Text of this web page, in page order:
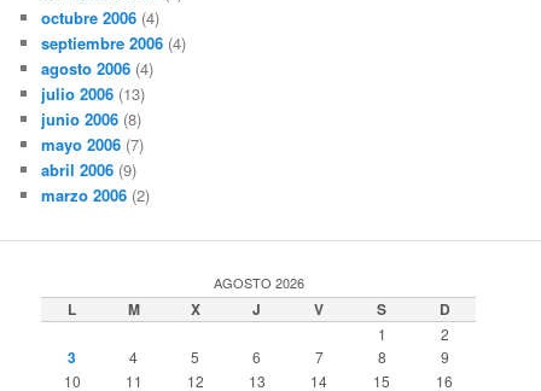
octubre 2006 (4)
septiembre 2006 (4)
agosto 2006 (4)
julio 2006 (13)
junio 2006 (8)
mayo 2006 (7)
abril 2006 (9)
marzo 2006 (2)
AGOSTO 2026
L M X J V S D
1 2
3 4 5 6 7 8
9
10
11 12 13 14 15 16